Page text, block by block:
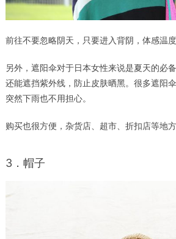
前往不要忽略阴天，只要进入背阴，体感温度
另外，遮阳伞对于日本女性来说是夏天的必
还能遮挡紫外线，防止皮肤晒黑。很多遮阳
突然下雨也不用担心。
购买也很方便，杂货店、超市、折扣店等地方
3．帽子